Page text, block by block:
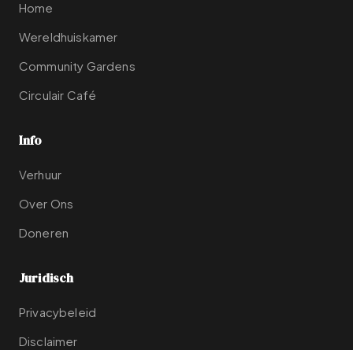
Home
Wereldhuiskamer
Community Gardens
Circulair Café
Info
Verhuur
Over Ons
Doneren
Juridisch
Privacybeleid
Disclaimer